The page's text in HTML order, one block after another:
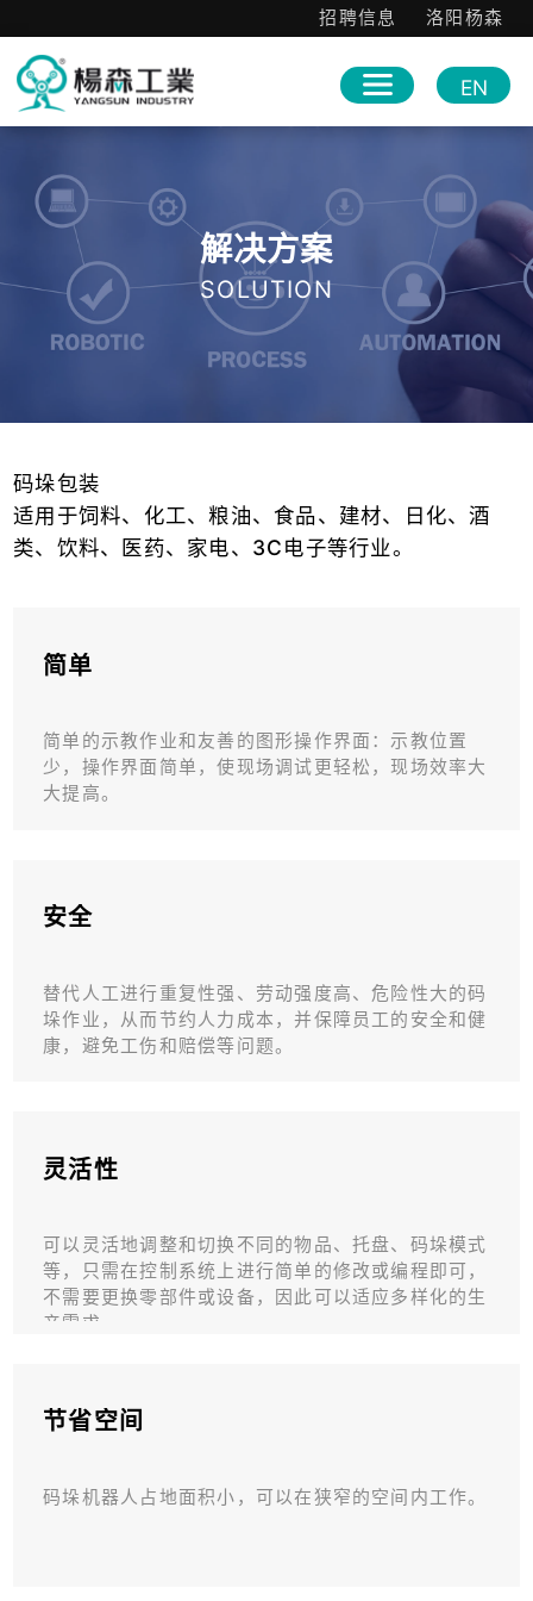
招聘信息 洛阳杨森
EN
解决方案
SOLUTION
码垛包装
适用于饲料、化工、粮油、食品、建材、日化、酒
类、饮料、医药、家电、3C电子等行业。
简单
简单的示教作业和友善的图形操作界面：示教位置
少，操作界面简单，使现场调试更轻松，现场效率大
大提高。
安全
替代人工进行重复性强、劳动强度高、危险性大的码
垛作业，从而节约人力成本，并保障员工的安全和健
康，避免工伤和赔偿等问题。
灵活性
可以灵活地调整和切换不同的物品、托盘、码垛模式
等，只需在控制系统上进行简单的修改或编程即可，
不需要更换零部件或设备，因此可以适应多样化的生
产需求。
节省空间
码垛机器人占地面积小，可以在狭窄的空间内工作。